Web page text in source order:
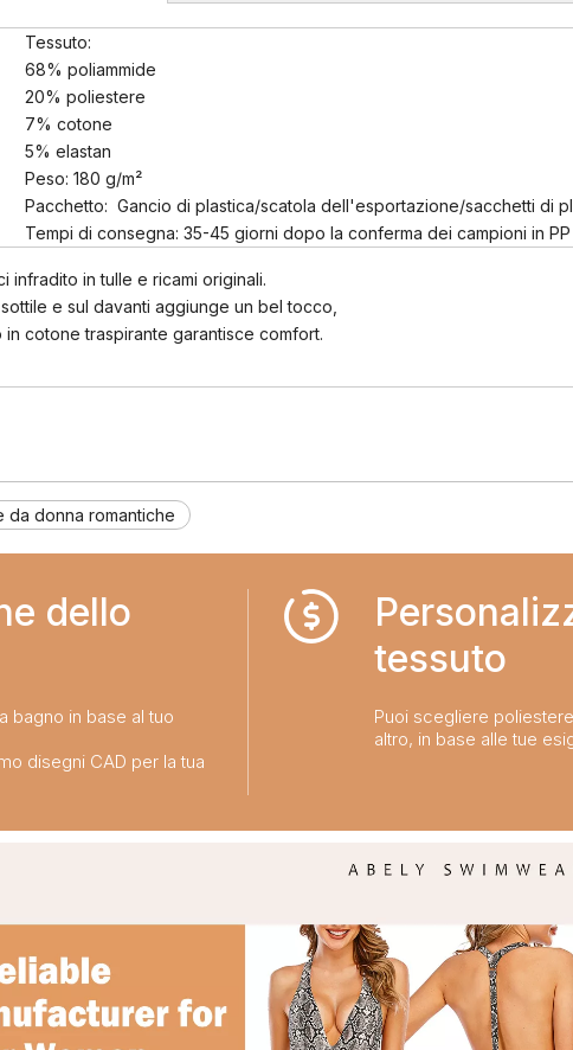
Tessuto:
68% poliammide
20% poliestere
7% cotone
5% elastan
Peso: 180 g/m²
Pacchetto: Gancio di plastica/scatola dell'esportazione/sacchetti di
Tempi di consegna: 35-45 giorni dopo la conferma dei campioni in PP
infradito in tulle e ricami originali.
e sul davanti aggiunge un bel tocco,
in cotone traspirante garantisce comfort.
da donna romantiche
dello
bagno in base al tuo
disegni CAD per la tua
tessuto​​​​​​​
Puoi scegliere
altro, in base alle tue